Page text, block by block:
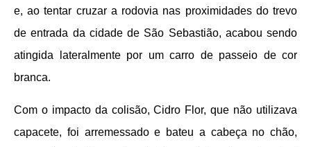
e, ao tentar cruzar a rodovia nas proximidades do trevo
de entrada da cidade de São Sebastião, acabou sendo
atingida lateralmente por um carro de passeio de cor
branca.
Com o impacto da colisão, Cidro Flor, que não utilizava
capacete, foi arremessado e bateu a cabeça no chão,